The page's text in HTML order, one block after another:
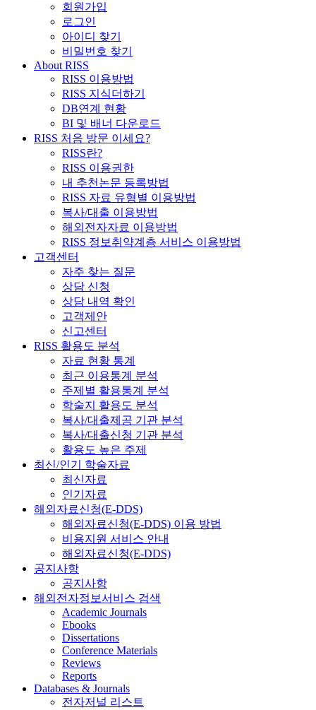
회원가입
로그인
아이디 찾기
비밀번호 찾기
About RISS
RISS 이용방법
RISS 지식더하기
DB연계 현황
BI 및 배너 다운로드
RISS 처음 방문 이세요?
RISS란?
RISS 이용권한
내 추천논문 등록방법
RISS 자료 유형별 이용방법
복사/대출 이용방법
해외전자자료 이용방법
RISS 정보취약계층 서비스 이용방법
고객센터
자주 찾는 질문
상담 신청
상담 내역 확인
고객제안
신고센터
RISS 활용도 분석
자료 현황 통계
최근 이용통계 분석
주제별 활용통계 분석
학술지 활용도 분석
복사/대출제공 기관 분석
복사/대출신청 기관 분석
활용도 높은 주제
최신/인기 학술자료
최신자료
인기자료
해외자료신청(E-DDS)
해외자료신청(E-DDS) 이용 방법
비용지원 서비스 안내
해외자료신청(E-DDS)
공지사항
공지사항
해외전자정보서비스 검색
Academic Journals
Ebooks
Dissertations
Conference Materials
Reviews
Reports
Databases & Journals
전자저널 리스트